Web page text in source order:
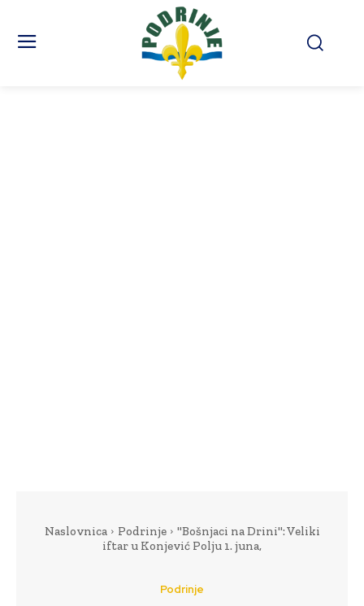
Naslovnica Podrinje
"Bošnjaci na Drini": Veliki
iftar u Konjević Polju 1. juna,
Podrinje